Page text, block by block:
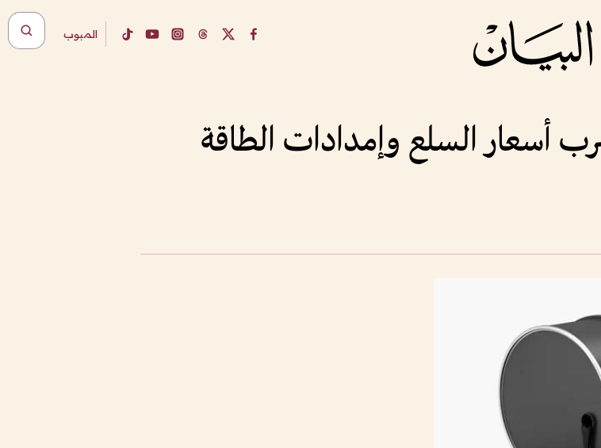
المبوب
أسعار السلع وإمدادات الطاقة